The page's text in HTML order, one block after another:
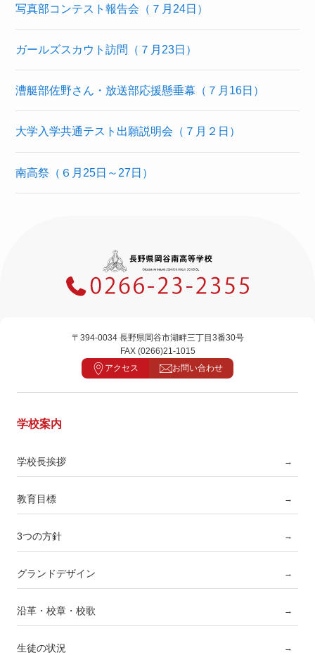
写真部コンテスト報告会（７月24日）
ガールズスカウト訪問（７月23日）
漕艇部佐野さん・放送部応援懸垂幕（７月16日）
大学入学共通テスト出願説明会（７月２日）
南高祭（６月25日～27日）
〒394-0034 長野県岡谷市湖畔三丁目3番30号
FAX (0266)21-1015
アクセス
お問い合わせ
学校案内
学校長挨拶 →
教育目標 →
3つの方針 →
グランドデザイン →
沿革・校章・校歌 →
生徒の状況 →